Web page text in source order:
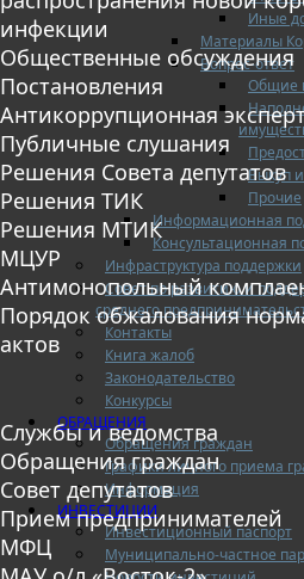
Иные
Материалы
Вопрос-ответ
Общие
Выкуп
Прочие
Информационная
Консультационная
Инфраструктура поддержки
Совет по развитию и
среднего
Контакты
Книга жалоб
Законодательство
Конкурсы
ОБРАЩЕНИЯ
Обращения граждан
Графики личного приема
Информация
ИНВЕСТИЦИИ
Инвестиционный паспорт
Муниципально-частное
инфекции
Общественные обсуждения
Постановления
Антикоррупционная
Публичные слушания
Решения Совета депутатов
Решения ТИК
Решения МТИК
МЦУР
Антимонопольный
Порядок обжалования
актов
Службы и ведомства
Обращения граждан
Совет депутатов
Прием предпринимателей
МФЦ